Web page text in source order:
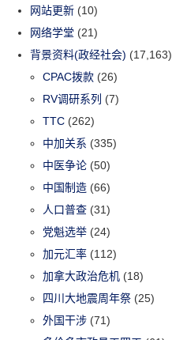
网站更新 (10)
网络学堂 (21)
背景资料(政经社会) (17,163)
CPAC拨款 (26)
RV调研系列 (7)
TTC (262)
中加关系 (335)
中医争论 (50)
中国制造 (66)
人口普查 (31)
党魁选举 (24)
加元汇率 (112)
加拿大政治危机 (18)
四川大地震周年祭 (25)
外国干涉 (71)